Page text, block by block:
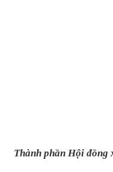
Thành phần Hội đồng